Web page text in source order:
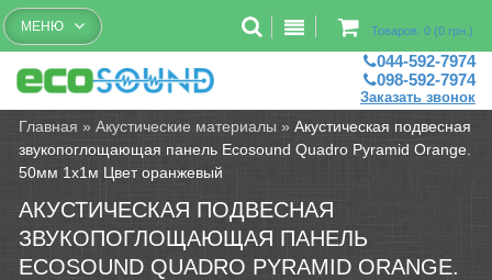
Бесплатный рассчет помещений
Товаров: 0 (0 грн.)
МЕНЮ
044-592-7974
098-592-7974
Заказать звонок
Главная »Акустические материалы »Акустическая подвесная
звукопоглощающая панель Ecosound Quadro Pyramid Orange.
50мм 1х1м Цвет оранжевый
АКУСТИЧЕСКАЯ ПОДВЕСНАЯ
ЗВУКОПОГЛОЩАЮЩАЯ ПАНЕЛЬ
ECOSOUND QUADRO PYRAMID ORANGE.